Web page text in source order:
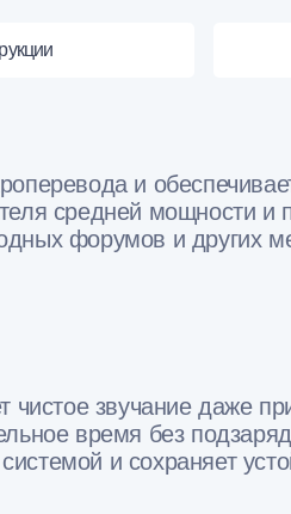
и
средней мощности и
форумов и других
чистое звучание даже
время без
и сохраняет